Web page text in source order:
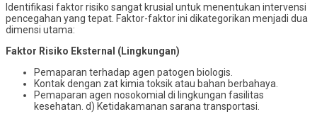
Identifikasi faktor risiko sangat krusial untuk menentukan intervensi
pencegahan yang tepat. Faktor-faktor ini dikategorikan menjadi dua
dimensi utama:
Faktor Risiko Eksternal (Lingkungan)
Pemaparan terhadap agen patogen biologis.
Kontak dengan zat kimia toksik atau bahan berbahaya.
Pemaparan agen nosokomial di lingkungan fasilitas
kesehatan. d) Ketidakamanan sarana transportasi.